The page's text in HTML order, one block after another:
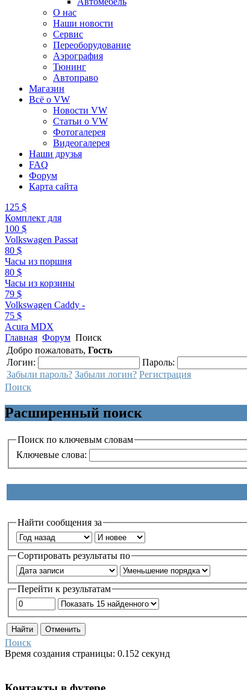
О нас
Наши новости
Сервис
Переоборудование
Аэрография
Тюнинг
Автоправо
Магазин
Всё о VW
Новости VW
Статьи o VW
Фотогалерея
Видеогалерея
Наши друзья
FAQ
Форум
Карта сайта
125 $
Комплект для
100 $
Volkswagen Passat
80 $
Часы из поршня
80 $
Часы из корзины
79 $
Volkswagen Caddy -
75 $
Acura MDX
Главная Форум Поиск
Добро пожаловать, Гость
Логин:
Пароль:
Забыли пароль? Забыли логин? Регистрация
Поиск
Расширенный поиск
Поиск по ключевым словам
Ключевые слова:
Найти сообщения за
Сортировать результаты по
Перейти к результатам
Поиск
Время создания страницы: 0.152 секунд